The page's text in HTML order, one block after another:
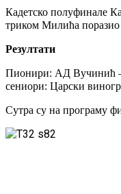
Кадетско полуфинале
триком Милића
Резултати
Пионири: АД Вучинић
сениори: Царски
Сутра су на програму